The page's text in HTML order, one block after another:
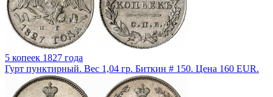
5 копеек 1827 года
Гурт пунктирный. Вес 1,04 гр. Биткин # 150. Цена 160 EUR.